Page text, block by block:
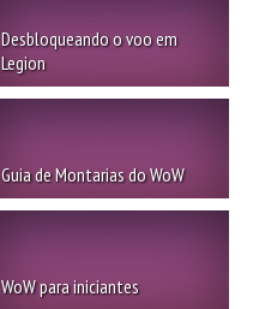
Desbloqueando o voo em
Legion
Guia de Montarias do WoW
WoW para iniciantes